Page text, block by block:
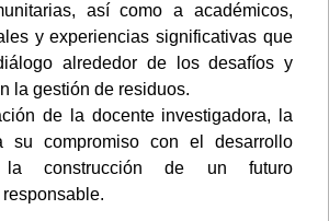
así como a académicos,
y experiencias significativas que
alrededor de los desafíos y
la gestión de residuos.
de la docente investigadora, la
su compromiso con el desarrollo
construcción de un futuro